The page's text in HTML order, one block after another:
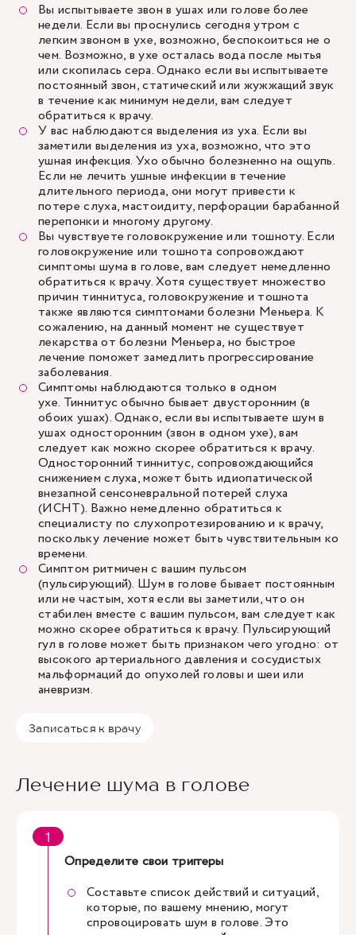
Вы испытываете звон в ушах или голове более
недели. Если вы проснулись сегодня утром с
легким звоном в ухе, возможно, беспокоиться не о
чем. Возможно, в ухе осталась вода после мытья
или скопилась сера. Однако если вы испытываете
постоянный звон, статический или жужжащий звук
в течение как минимум недели, вам следует
обратиться к врачу.
У вас наблюдаются выделения из уха. Если вы
заметили выделения из уха, возможно, что это
ушная инфекция. Ухо обычно болезненно на ощупь.
Если не лечить ушные инфекции в течение
длительного периода, они могут привести к
потере слуха, мастоидиту, перфорации барабанной
перепонки и многому другому.
Вы чувствуете головокружение или тошноту. Если
головокружение или тошнота сопровождают
симптомы шума в голове, вам следует немедленно
обратиться к врачу. Хотя существует множество
причин тиннитуса, головокружение и тошнота
также являются симптомами болезни Меньера. К
сожалению, на данный момент не существует
лекарства от болезни Меньера, но быстрое
лечение поможет замедлить прогрессирование
заболевания.
Симптомы наблюдаются только в одном
ухе. Тиннитус обычно бывает двусторонним (в
обоих ушах). Однако, если вы испытываете шум в
ушах односторонним (звон в одном ухе), вам
следует как можно скорее обратиться к врачу.
Односторонний тиннитус, сопровождающийся
снижением слуха, может быть идиопатической
внезапной сенсоневральной потерей слуха
(ИСНТ). Важно немедленно обратиться к
специалисту по слухопротезированию и к врачу,
поскольку лечение может быть чувствительным ко
времени.
Симптом ритмичен с вашим пульсом
(пульсирующий). Шум в голове бывает постоянным
или не частым, хотя если вы заметили, что он
стабилен вместе с вашим пульсом, вам следует как
можно скорее обратиться к врачу. Пульсирующий
гул в голове может быть признаком чего угодно: от
высокого артериального давления и сосудистых
мальформаций до опухолей головы и шеи или
аневризм.
Записаться к врачу
Лечение шума в голове
Определите свои триггеры
Составьте список действий и ситуаций,
которые, по вашему мнению, могут
спровоцировать шум в голове. Это